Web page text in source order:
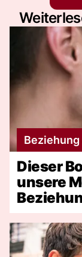
Beziehung
Dieser
unsere